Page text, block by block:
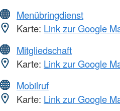
Menübringdienst
Karte: Link zur Google
Mitgliedschaft
Karte: Link zur Google
Mobilruf
Karte: Link zur Google